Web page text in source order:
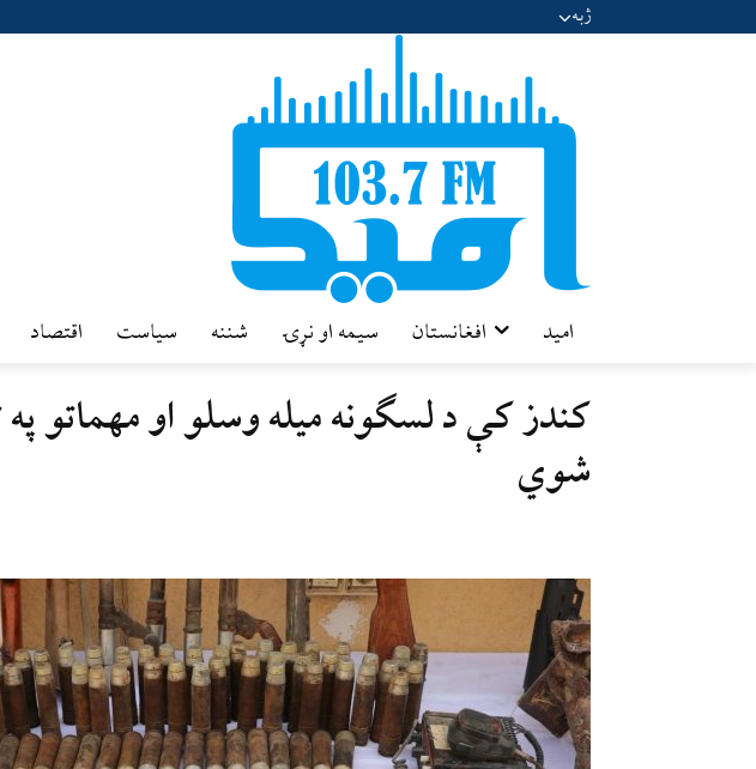
ژبه
امید افغانستان سیمه او نړۍ شننه سیاست اقتصاد
شوي